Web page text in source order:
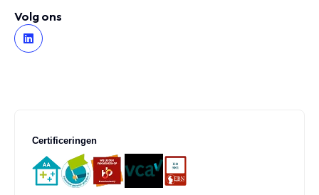
Volg ons
Certificeringen